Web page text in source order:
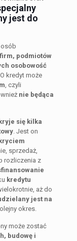
jest do
osób
podmiotów
osobowość
kredyt może
, czyli
nie będąca
się kilka
. Jest on
sprzedaż,
rozliczenia z
kredytu
aż do
jest na
okres.
może zostać
budowę i